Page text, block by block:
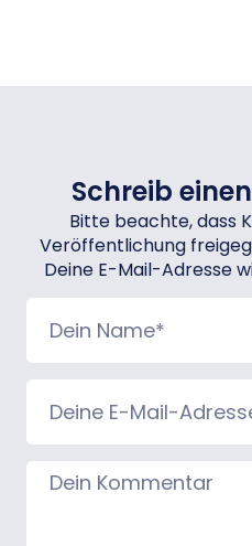
Schreib
Bitte beachte, dass
Veröffentlichung
Deine E-Mail-Adresse